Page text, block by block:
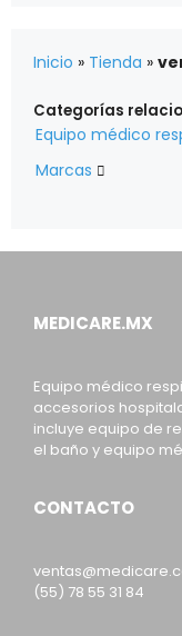
Inicio » Tienda »
Categorías
Equipo médico
Marcas 
MEDICARE.MX
Equipo médico
accesorios
incluye equipo de
el baño y equipo
CONTACTO
(55) 78 55 31 84